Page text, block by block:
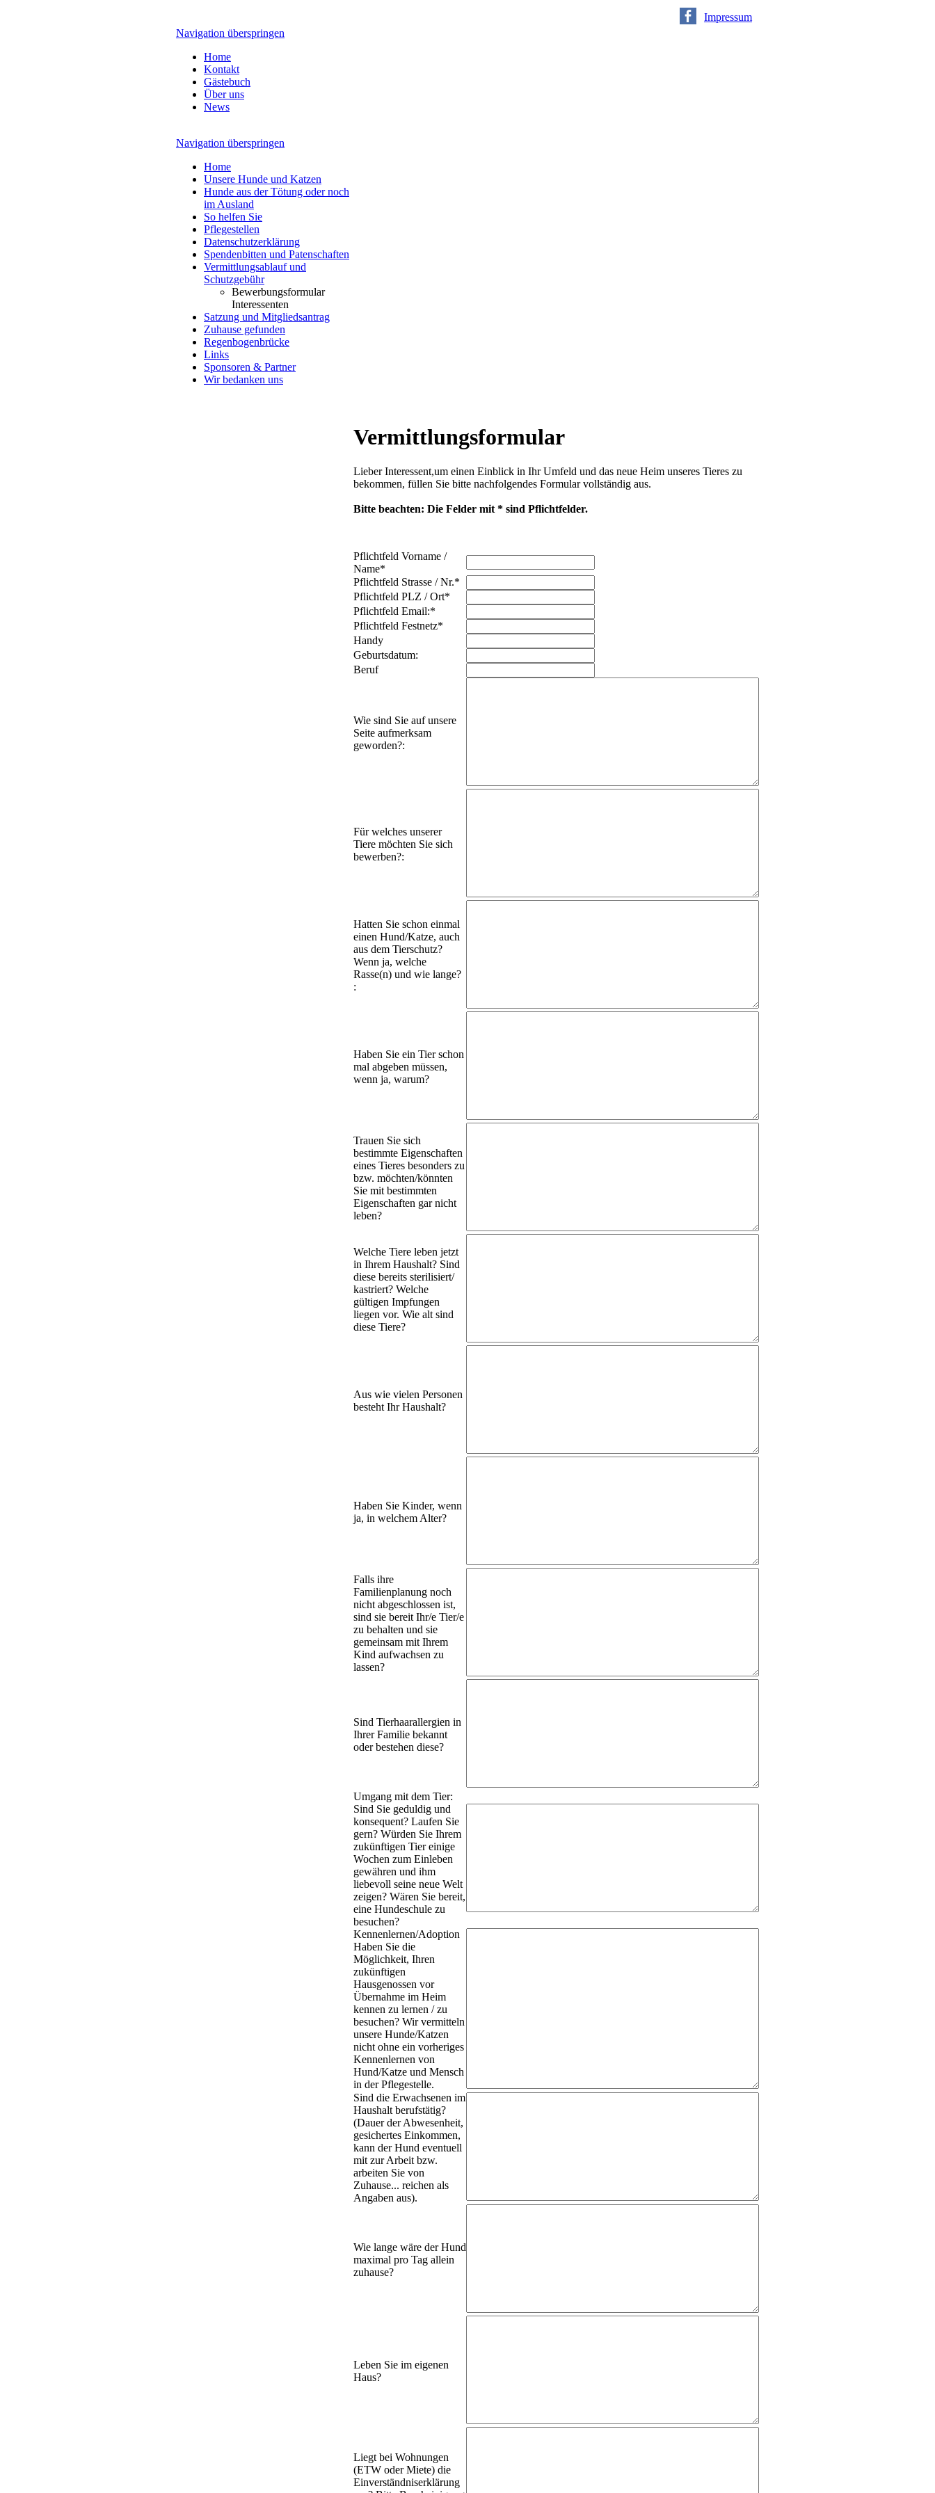
Impressum
Navigation überspringen
Home
Kontakt
Gästebuch
Über uns
News
Navigation überspringen
Home
Unsere Hunde und Katzen
Hunde aus der Tötung oder noch
im Ausland
So helfen Sie
Pflegestellen
Datenschutzerklärung
Spendenbitten und Patenschaften
Vermittlungsablauf und
Schutzgebühr
Bewerbungsformular
Interessenten
Satzung und Mitgliedsantrag
Zuhause gefunden
Regenbogenbrücke
Links
Sponsoren & Partner
Wir bedanken uns
Vermittlungsformular
Lieber Interessent,um einen Einblick in Ihr Umfeld und das neue Heim unseres Tieres zu
bekommen, füllen Sie bitte nachfolgendes Formular vollständig aus.
Bitte beachten: Die Felder mit * sind Pflichtfelder.
Pflichtfeld Vorname /
Name*
Pflichtfeld Strasse / Nr.*
Pflichtfeld PLZ / Ort*
Pflichtfeld Email:*
Pflichtfeld Festnetz*
Handy
Geburtsdatum:
Beruf
Wie sind Sie auf unsere
Seite aufmerksam
geworden?:
Für welches unserer
Tiere möchten Sie sich
bewerben?:
Hatten Sie schon einmal
einen Hund/Katze, auch
aus dem Tierschutz?
Wenn ja, welche
Rasse(n) und wie lange?
:
Haben Sie ein Tier schon
mal abgeben müssen,
wenn ja, warum?
Trauen Sie sich
bestimmte Eigenschaften
eines Tieres besonders zu
bzw. möchten/könnten
Sie mit bestimmten
Eigenschaften gar nicht
leben?
Welche Tiere leben jetzt
in Ihrem Haushalt? Sind
diese bereits sterilisiert/
kastriert? Welche
gültigen Impfungen
liegen vor. Wie alt sind
diese Tiere?
Aus wie vielen Personen
besteht Ihr Haushalt?
Haben Sie Kinder, wenn
ja, in welchem Alter?
Falls ihre
Familienplanung noch
nicht abgeschlossen ist,
sind sie bereit Ihr/e Tier/e
zu behalten und sie
gemeinsam mit Ihrem
Kind aufwachsen zu
lassen?
Sind Tierhaarallergien in
Ihrer Familie bekannt
oder bestehen diese?
Umgang mit dem Tier:
Sind Sie geduldig und
konsequent? Laufen Sie
gern? Würden Sie Ihrem
zukünftigen Tier einige
Wochen zum Einleben
gewähren und ihm
liebevoll seine neue Welt
zeigen? Wären Sie bereit,
eine Hundeschule zu
besuchen?
Kennenlernen/Adoption
Haben Sie die
Möglichkeit, Ihren
zukünftigen
Hausgenossen vor
Übernahme im Heim
kennen zu lernen / zu
besuchen? Wir vermitteln
unsere Hunde/Katzen
nicht ohne ein vorheriges
Kennenlernen von
Hund/Katze und Mensch
in der Pflegestelle.
Sind die Erwachsenen im
Haushalt berufstätig?
(Dauer der Abwesenheit,
gesichertes Einkommen,
kann der Hund eventuell
mit zur Arbeit bzw.
arbeiten Sie von
Zuhause... reichen als
Angaben aus).
Wie lange wäre der Hund
maximal pro Tag allein
zuhause?
Leben Sie im eigenen
Haus?
Liegt bei Wohnungen
(ETW oder Miete) die
Einverständniserklärung